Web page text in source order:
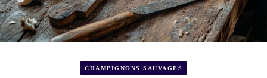
CHAMPIGNONS SAUVAGES